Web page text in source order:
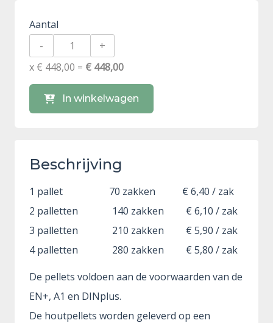
Aantal
-
+
x € 448,00 = € 448,00
In winkelwagen
Beschrijving
1 pallet 70 zakken € 6,40 / zak
2 palletten 140 zakken € 6,10 / zak
3 palletten 210 zakken € 5,90 / zak
4 palletten 280 zakken € 5,80 / zak
De pellets voldoen aan de voorwaarden van de
EN+, A1 en DINplus.
De houtpellets worden geleverd op een